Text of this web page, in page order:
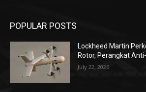
POPULAR POSTS
Lockheed Martin
Rotor, Perangkat
July 22, 2026